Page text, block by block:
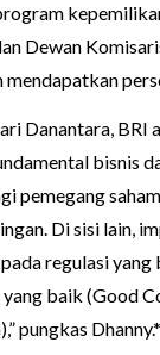
Dewan
mendapatkan
Danantara, BRI
bisnis
pemegang
Di sisi lain,
regulasi
yang baik (Good
pungkas